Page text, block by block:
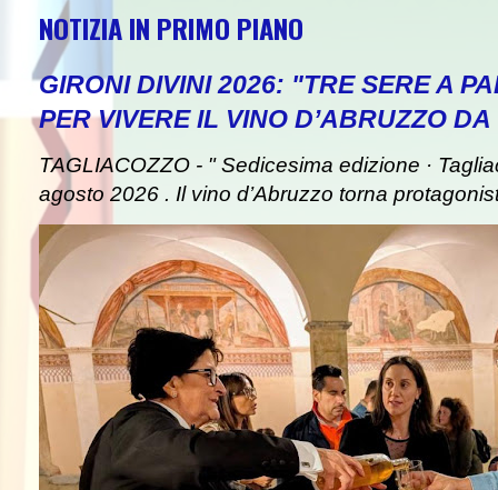
NOTIZIA IN PRIMO PIANO
GIRONI DIVINI 2026: "TRE SERE A
PER VIVERE IL VINO D’ABRUZZO
TAGLIACOZZO - " Sedicesima edizione ·
agosto 2026 . Il vino d’Abruzzo torna